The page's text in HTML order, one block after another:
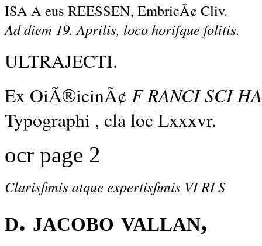
ISA A eus REESSEN, EmbricÃ¢ Cliv.
Ad diem 19. Aprilis, loco horifque folitis.
ULTRAJECTI.
Ex OiÃ®icinÃ¢ F RANCI SCI
Typographi , cla loc Lxxxvr.
ocr page 2
Clarisfimis atque expertisfimis VI RI S
d. jacobo vallan,